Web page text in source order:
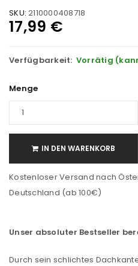
SKU: 2110000408718
17,99 €
Verfügbarkeit: Vorrätig
Menge
IN DEN WARENKORB
Kostenloser Versand nach
Deutschland (ab 100€)
Unser absoluter Bestseller
Durch sein schlichtes